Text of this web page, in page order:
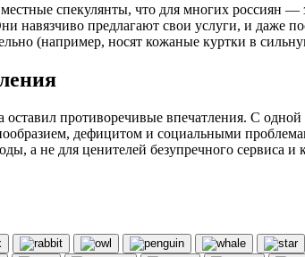
спекулянты, что для многих россиян
навязчиво предлагают свои услуги, и даже
(например, носят кожаные куртки в
противоречивые впечатления. С
дефицитом и социальными
а не для ценителей безупречного сервиса и